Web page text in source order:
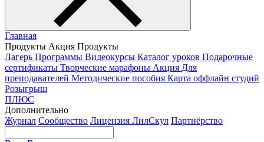
Главная
Продукты Акция Продукты
Лагерь Программы Видеокурсы Каталог уроков Подарочные
сертификаты Творческие марафоны Акция Для
преподавателей Методические пособия Карта оффлайн студий
Розыгрыш
ПЛЮС
Дополнительно
Журнал Сообщество Лицензия ЛилСкул Партнёрство